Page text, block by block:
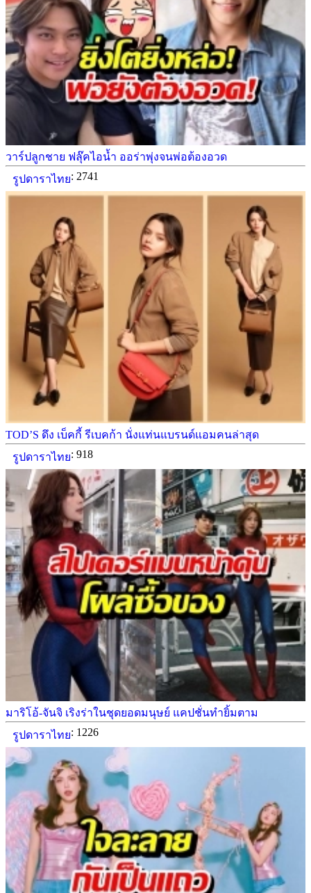
วาร์ปลูกชาย ฟลุ๊คไอน้ำ ออร่าพุ่งจนพ่อต้องอวด
รูปดาราไทย: 2741
TOD’S ดึง เบ็คกี้ รีเบคก้า นั่งแท่นแบรนด์แอมคนล่าสุด
รูปดาราไทย: 918
มาริโอ้-จันจิ เริงร่าในชุดยอดมนุษย์ แคปชั่นทำยิ้มตาม
รูปดาราไทย: 1226